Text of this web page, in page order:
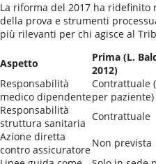
La riforma del 2017 ha ridefinito
della prova e strumenti
più rilevanti per chi agisce al
Aspetto
Prima (L.
2012)
Responsabilità
medico dipendente
Contrattuale
per paziente)
Responsabilità
struttura sanitaria
Contrattuale
Azione diretta
contro assicuratore
Non prevista